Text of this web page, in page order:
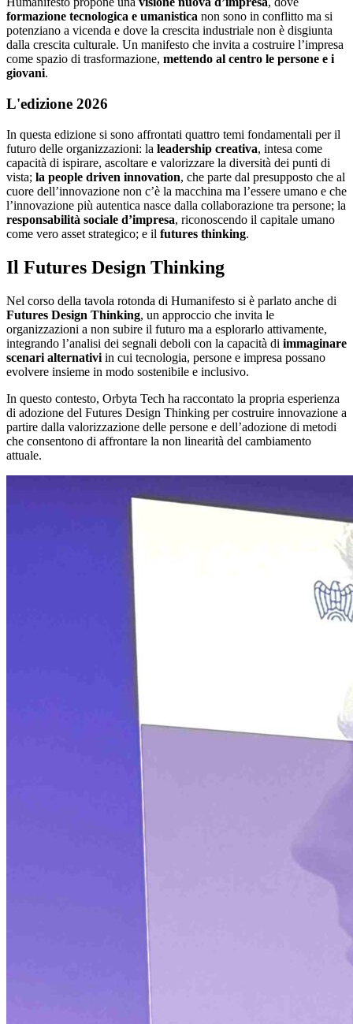
formazione tecnologica e umanistica non sono in conflitto ma si
potenziano a vicenda e dove la crescita industriale non è disgiunta
dalla crescita culturale. Un manifesto che invita a costruire l’impresa
come spazio di trasformazione, mettendo al centro le persone e i
giovani.
L'edizione 2026
In questa edizione si sono affrontati quattro temi fondamentali per il
futuro delle organizzazioni: la leadership creativa, intesa come
capacità di ispirare, ascoltare e valorizzare la diversità dei punti di
vista; la people driven innovation, che parte dal presupposto che al
cuore dell’innovazione non c’è la macchina ma l’essere umano e che
l’innovazione più autentica nasce dalla collaborazione tra persone; la
responsabilità sociale d’impresa, riconoscendo il capitale umano
come vero asset strategico; e il futures thinking.
Il Futures Design Thinking
Nel corso della tavola rotonda di Humanifesto si è parlato anche di
Futures Design Thinking, un approccio che invita le
organizzazioni a non subire il futuro ma a esplorarlo attivamente,
integrando l’analisi dei segnali deboli con la capacità di immaginare
scenari alternativi in cui tecnologia, persone e impresa possano
evolvere insieme in modo sostenibile e inclusivo.
In questo contesto, Orbyta Tech ha raccontato la propria esperienza
di adozione del Futures Design Thinking per costruire innovazione a
partire dalla valorizzazione delle persone e dell’adozione di metodi
che consentono di affrontare la non linearità del cambiamento
attuale.